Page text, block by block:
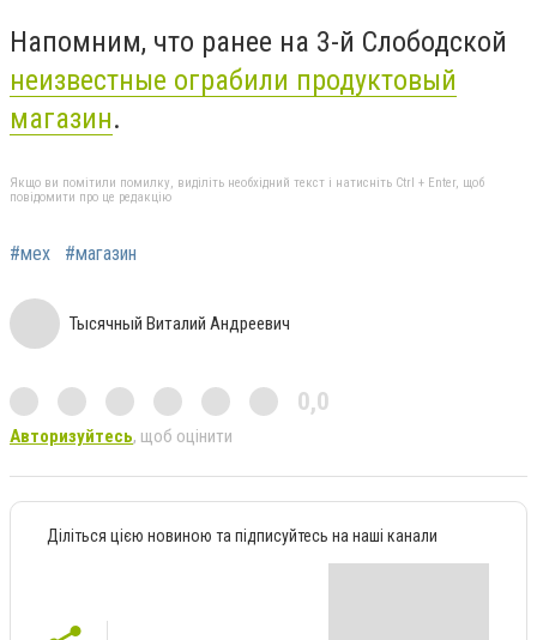
Напомним, что ранее на 3-й Слободской
неизвестные ограбили продуктовый
магазин.
Якщо ви помітили помилку, виділіть необхідний текст і натисніть Ctrl + Enter, щоб
повідомити про це редакцію
#мех #магазин
Тысячный Виталий Андреевич
0,0
Авторизуйтесь, щоб оцінити
Діліться цією новиною та підписуйтесь на наші канали